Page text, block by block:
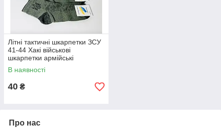
Літні тактичні шкарпетки ЗСУ
41-44 Хакі військові
шкарпетки армійські
Житомир
В наявності
40 ₴
Про нас